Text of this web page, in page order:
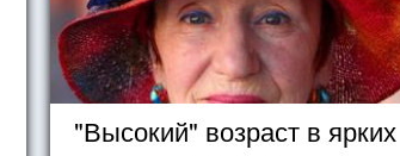
"Высокий" возраст в ярких